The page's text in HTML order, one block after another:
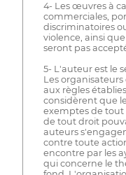
4- Les œuvres à
commerciales,
discriminatoires
violence, ainsi
seront pas
5- L'auteur est le
Les
aux règles
considèrent que
exemptes de
de tout droit
auteurs
contre toute
encontre par les
qui concerne le